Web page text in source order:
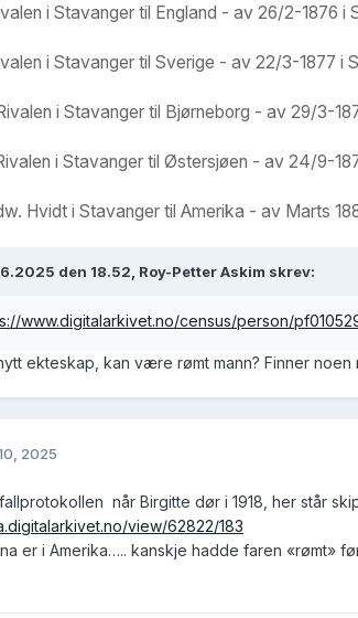
i Stavanger til England - av 26/2-1876 i
i Stavanger til Sverige - av 22/3-1877 i
i Stavanger til Bjørneborg - av 29/3-
i Stavanger til Østersjøen - av 24/9-
Hvidt i Stavanger til Amerika - av Marts
den 18.52, Roy-Petter Askim skrev:
www.digitalarkivet.no/census/person/
ekteskap, kan være rømt mann? Finner noen
2025
når Birgitte dør i 1918, her står
view/62822/183
er i Amerika….. kanskje hadde faren «rømt»